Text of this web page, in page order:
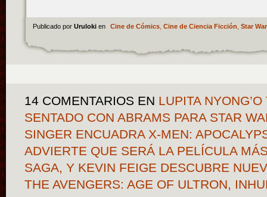
Publicado por Uruloki en Cine de Cómics, Cine de Ciencia Ficción Star
14 COMENTARIOS EN LUPITA
SENTADO CON ABRAMS PARA STAR
SINGER ENCUADRA X-MEN:
ADVIERTE QUE SERÁ LA PELÍCULA
SAGA, Y KEVIN FEIGE DESCUBRE
THE AVENGERS: AGE OF ULTRON,